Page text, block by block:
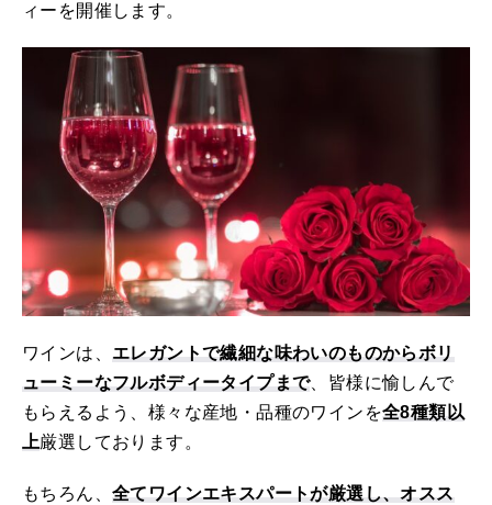
ィーを開催します。
ワインは、 エレガントで繊細な味わいのものからボリ
ューミーなフルボディータイプまで、皆様に愉しんで
もらえるよう、様々な産地・品種のワインを全8種類以
上厳選しております。
もちろん、 全てワインエキスパートが厳選し、オスス